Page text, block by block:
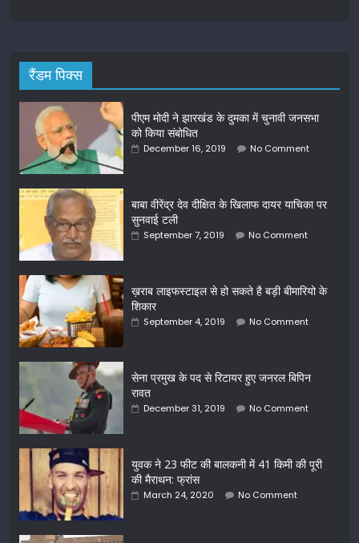
रैंडम पिक्स
पीएम मोदी ने झारखंड के दुमका में चुनावी जनसभा
को किया संबोधित
December 16, 2019 No Comment
बाबा वीरेंद्र देव दीक्षित के खिलाफ दायर याचिका पर
सुनवाई टली
September 7, 2019 No Comment
ख़राब लाइफस्टाइल से हो सकते है बड़ी बीमारियो के
शिकार
September 4, 2019 No Comment
सेना प्रमुख के पद से रिटायर हुए जनरल बिपिन
रावत
December 31, 2019 No Comment
युवक ने 23 फीट की बालकनी में 41 किमी की पूरी
की मैराथन: फ्रांस
March 24, 2020 No Comment